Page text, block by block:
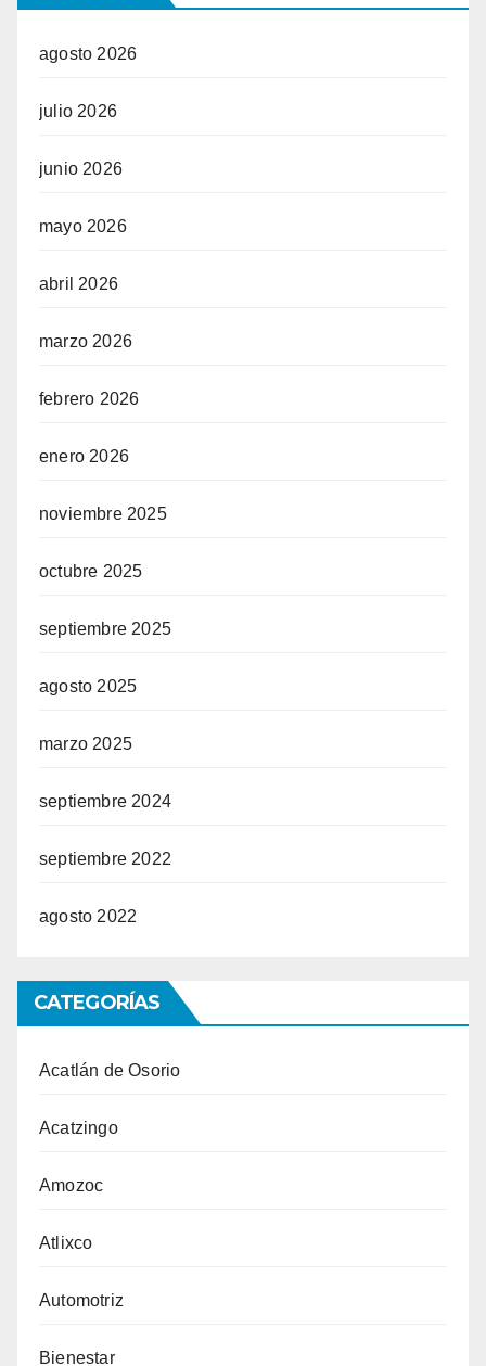
agosto 2026
julio 2026
junio 2026
mayo 2026
abril 2026
marzo 2026
febrero 2026
enero 2026
noviembre 2025
octubre 2025
septiembre 2025
agosto 2025
marzo 2025
septiembre 2024
septiembre 2022
agosto 2022
CATEGORÍAS
Acatlán de Osorio
Acatzingo
Amozoc
Atlixco
Automotriz
Bienestar